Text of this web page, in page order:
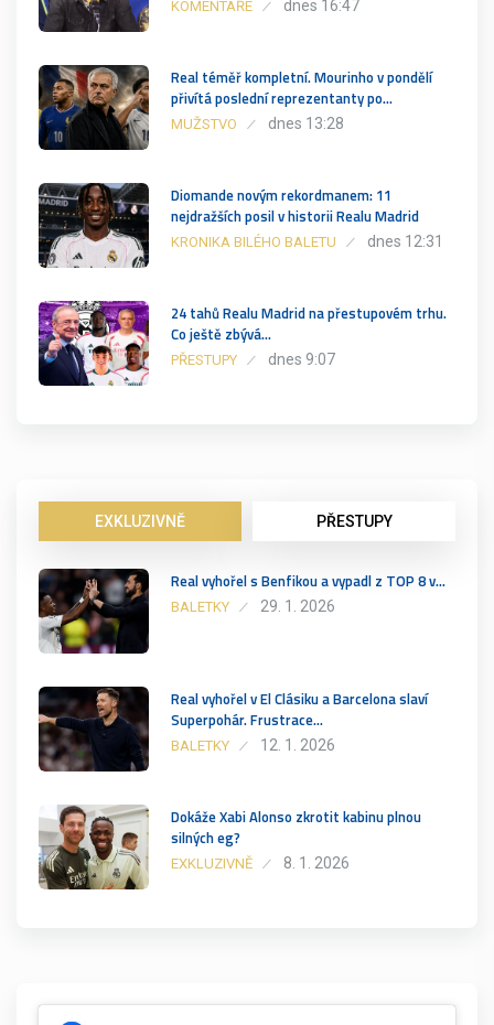
KOMENTÁŘE dnes 16:47
Real téměř kompletní. Mourinho v pondělí
přivítá poslední reprezentanty po…
MUŽSTVO dnes 13:28
Diomande novým rekordmanem: 11
nejdražších posil v historii Realu Madrid
KRONIKA BILÉHO BALETU dnes 12:31
24 tahů Realu Madrid na přestupovém trhu.
Co ještě zbývá…
PŘESTUPY dnes 9:07
EXKLUZIVNĚ PŘESTUPY
Real vyhořel s Benfikou a vypadl z TOP 8 v…
BALETKY 29. 1. 2026
Real vyhořel v El Clásiku a Barcelona slaví
Superpohár. Frustrace…
BALETKY 12. 1. 2026
Dokáže Xabi Alonso zkrotit kabinu plnou
silných eg?
EXKLUZIVNĚ 8. 1. 2026